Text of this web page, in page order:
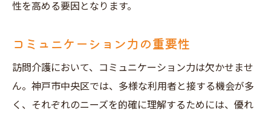
性を高める要因となります。
コミュニケーション力の重要性
訪問介護において、コミュニケーション力は欠かせませ
ん。神戸市中央区では、多様な利用者と接する機会が多
く、それぞれのニーズを的確に理解するためには、優れ